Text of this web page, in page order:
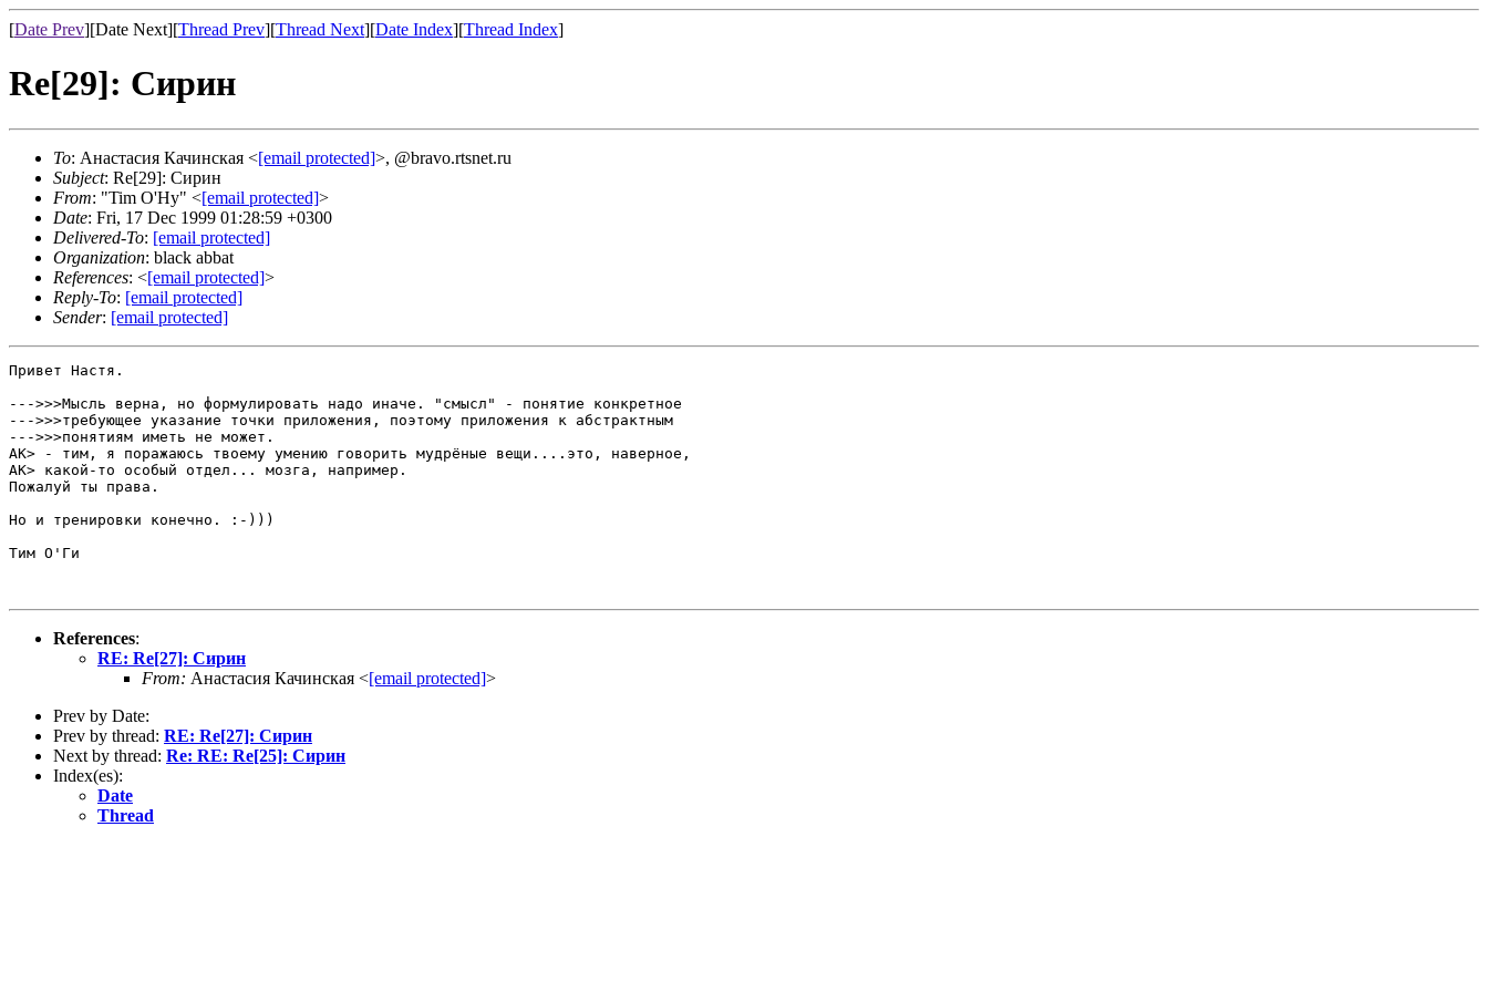
[Date Prev][Date Next][Thread Prev][Thread Next][Date Index][Thread Index]
Re[29]: Сирин
To: Анастасия Качинская <[email protected]>, @bravo.rtsnet.ru
Subject: Re[29]: Сирин
From: "Tim O'Hy" <[email protected]>
Date: Fri, 17 Dec 1999 01:28:59 +0300
Delivered-To: [email protected]
Organization: black abbat
References: <[email protected]>
Reply-To: [email protected]
Sender: [email protected]
Привет Настя.
--->>>Мысль верна, но формулировать надо иначе. "смысл" - понятие конкретное
--->>>требующее указание точки приложения, поэтому приложения к абстрактным
--->>>понятиям иметь не может.
АК> - тим, я поражаюсь твоему умению говорить мудрёные вещи....это, наверное,
АК> какой-то особый отдел... мозга, например.
Пожалуй ты права.
Но и тренировки конечно. :-)))
Тим О'Ги
References:
RE: Re[27]: Сирин
From: Анастасия Качинская <[email protected]>
Prev by Date:
Prev by thread: RE: Re[27]: Сирин
Next by thread: Re: RE: Re[25]: Сирин
Index(es):
Date
Thread